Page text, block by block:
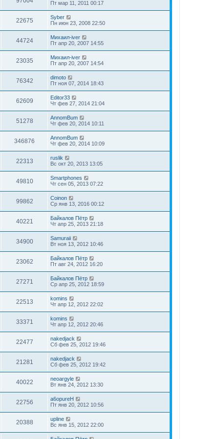
Пт мар 11, 2011 00:17
22675
Syber
Пн июн 23, 2008 22:50
44724
Михаил-iver
Пт апр 20, 2007 14:55
23035
Михаил-iver
Пт апр 20, 2007 14:54
76342
dimoto
Пт ноя 07, 2014 18:43
62609
Editor33
Чт фев 27, 2014 21:04
51278
AnnomBum
Чт фев 20, 2014 10:11
346876
AnnomBum
Чт фев 20, 2014 10:09
22313
ruslik
Вс окт 20, 2013 13:05
49810
Smartphones
Чт сен 05, 2013 07:22
99862
Coinon
Ср янв 13, 2016 00:12
40221
Байкалов Пётр
Чт апр 25, 2013 21:18
34900
Samuraii
Вт ноя 13, 2012 10:46
23062
Байкалов Пётр
Пт авг 24, 2012 16:20
27271
Байкалов Пётр
Ср апр 25, 2012 18:59
22513
komins
Чт апр 12, 2012 22:02
33371
komins
Чт апр 12, 2012 20:46
22477
nakedjack
Сб фев 25, 2012 19:46
21281
nakedjack
Сб фев 25, 2012 19:42
40022
neoargyle
Вт янв 24, 2012 13:30
22756
a6opureH
Пт янв 20, 2012 10:56
20388
upline
Вс янв 15, 2012 22:00